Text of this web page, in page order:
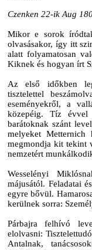
Czenken 22-ik Aug
Mikor e sorok
olvasásakor, így itt
alatt folyamatosan
Kiknek és hogyan írt
Az első időkben
tisztelettel
eseményekről, a
közepéig. Tíz évvel
barátoknak szánt
melyeket Metternich
megmondja kit tekint
nemzetért
Wesselényi
májusától. Feladatai
egyre bővül.
kerülnek sorra:
Párbajra felhívó
elolvasni:
Antalnak,